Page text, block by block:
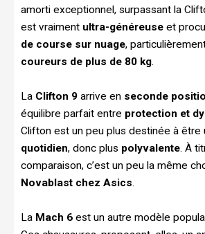
amorti exceptionnel, surpassant la
est vraiment ultra-généreuse et
de course sur nuage,
coureurs de plus de 80 kg.
La Clifton 9 arrive en seconde
équilibre parfait entre protection et
Clifton est un peu plus destinée à être
quotidien, donc plus polyvalente. À
comparaison, c’est un peu la même
Novablast chez Asics.
La Mach 6 est un autre modèle